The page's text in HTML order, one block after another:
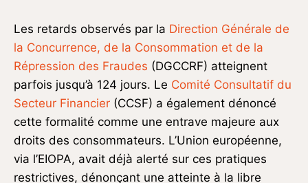
Les retards observés par la Direction Générale de
la Concurrence, de la Consommation et de la
Répression des Fraudes (DGCCRF) atteignent
parfois jusqu’à 124 jours. Le Comité Consultatif du
Secteur Financier (CCSF) a également dénoncé
cette formalité comme une entrave majeure aux
droits des consommateurs. L’Union européenne,
via l’EIOPA, avait déjà alerté sur ces pratiques
restrictives, dénonçant une atteinte à la libre